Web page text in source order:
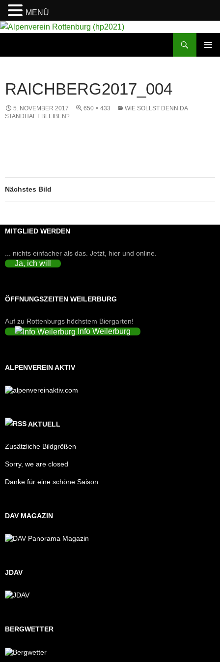
RAICHBERG2017_004
5. NOVEMBER 2017 650 × 433
WIE SOLLST DENN DA
STANDHAFT BLEIBEN?
Nächstes Bild
MITGLIED WERDEN
... nichts einfacher als das. Jetzt, hier und online.
Ja, ich will
ÖFFNUNGSZEITEN WEILERBURG
Auf zu Rottenburgs höchstem Biergarten!
Info Weilerburg
ALPENVEREIN AKTIV
AKTUELL
Zusätzliche Bildgrößen
Sorry, we are closed
Danke für eine schöne Saison
DAV MAGAZIN
JDAV
BERGWETTER
MENÜ